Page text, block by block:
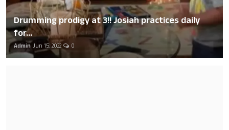
Drumming prodigy at 3!! Josiah practices daily
for...
Admin Jun 15, 2022 0